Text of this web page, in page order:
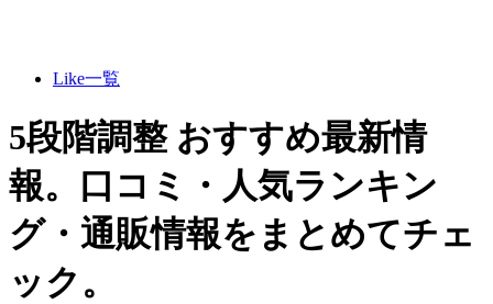
Like一覧
5段階調整 おすすめ最新情
報。口コミ・人気ランキン
グ・通販情報をまとめてチェ
ック。